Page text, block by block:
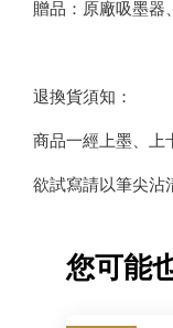
贈品：原廠吸墨器
退換貨須知：
商品一經上墨、上
欲試寫請以筆尖沾
您可能